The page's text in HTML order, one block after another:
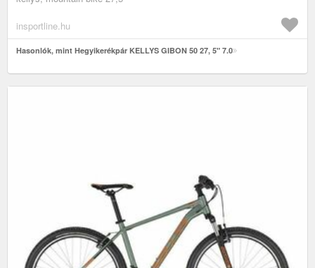
insportline.hu
Hasonlók, mint Hegyikerékpár KELLYS GIBON 50 27, 5" 7.0